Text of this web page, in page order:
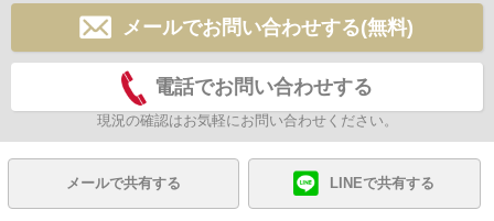
メールでお問い合わせする(無料)
電話でお問い合わせする
現況の確認はお気軽にお問い合わせください。
メールで共有する LINEで共有する